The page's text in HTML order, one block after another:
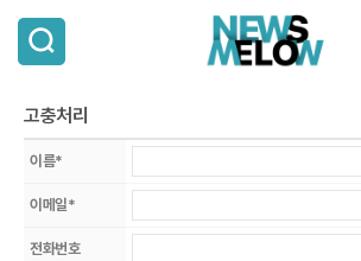
검
색
고충처리
이름*
이메일*
전화번호